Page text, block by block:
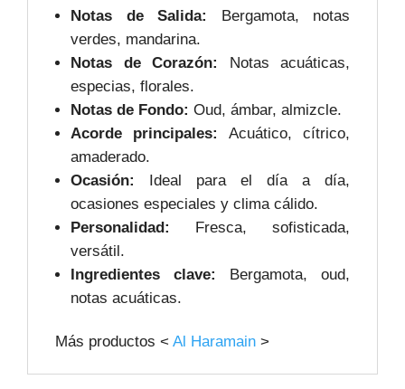
Notas de Salida:
Bergamota, notas
verdes, mandarina.
Notas de Corazón:
Notas acuáticas,
especias, florales.
Notas de Fondo: Oud, ámbar, almizcle.
Acorde principales:
Acuático, cítrico,
amaderado.
Ocasión:
Ideal para el día a día,
ocasiones especiales y clima cálido.
Personalidad:
Fresca, sofisticada,
versátil.
Ingredientes clave:
Bergamota, oud,
notas acuáticas.
Más productos < Al Haramain >